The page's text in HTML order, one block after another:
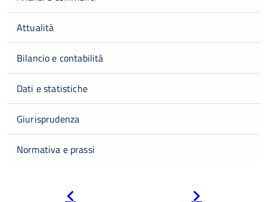
Attualità
Bilancio e contabilità
Dati e statistiche
Giurisprudenza
Normativa e prassi